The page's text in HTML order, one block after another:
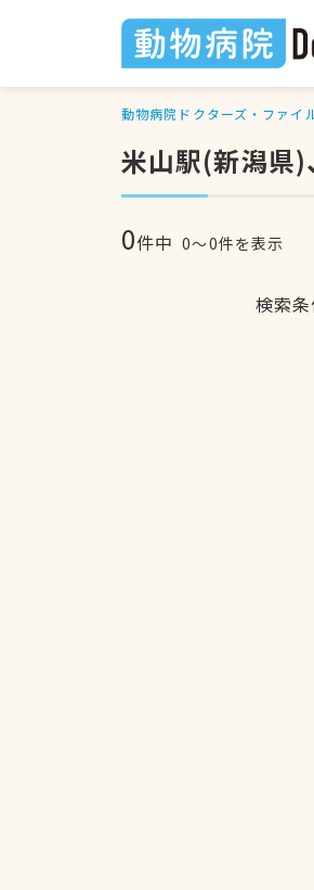
動物病院ドクターズ・ファイ
米山駅(新潟県
0件中 0〜0件を表示
検索